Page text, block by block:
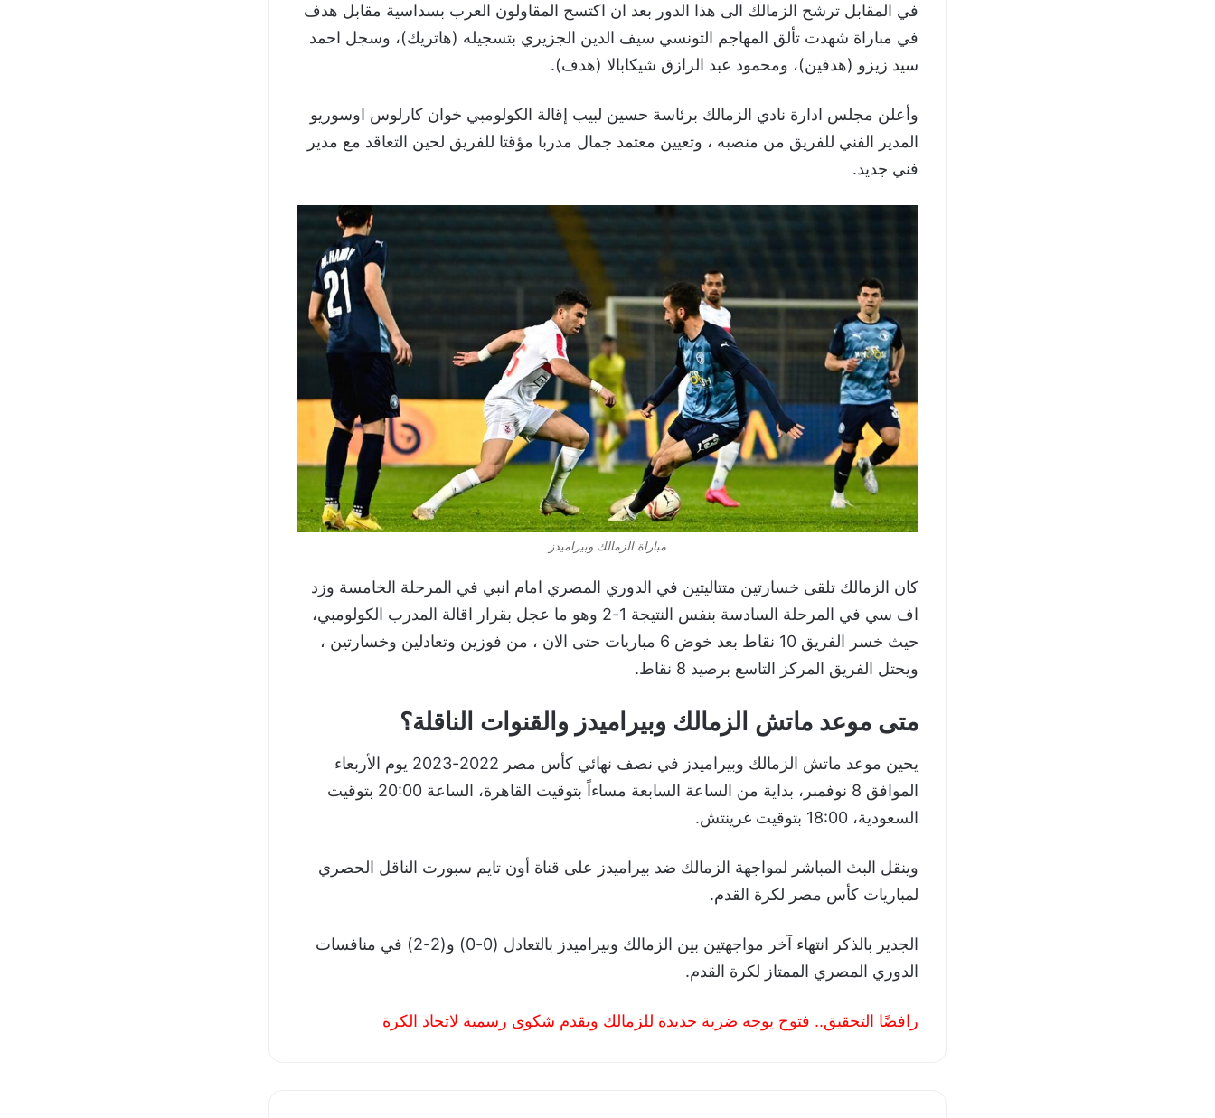
في المقابل ترشح الزمالك الى هذا الدور بعد ان اكتسح المقاولون العرب بسداسية مقابل هدف
في مباراة شهدت تألق المهاجم التونسي سيف الدين الجزيري بتسجيله (هاتريك)، وسجل احمد
سيد زيزو (هدفين)، ومحمود عبد الرازق شيكابالا (هدف).
وأعلن مجلس ادارة نادي الزمالك برئاسة حسين لبيب إقالة الكولومبي خوان كارلوس اوسوريو
المدير الفني للفريق من منصبه ، وتعيين معتمد جمال مدربا مؤقتا للفريق لحين التعاقد مع مدير
فني جديد.
مباراة الزمالك وبيراميدز
كان الزمالك تلقى خسارتين متتاليتين في الدوري المصري امام انبي في المرحلة الخامسة وزد
اف سي في المرحلة السادسة بنفس النتيجة 1-2 وهو ما عجل بقرار اقالة المدرب الكولومبي،
حيث خسر الفريق 10 نقاط بعد خوض 6 مباريات حتى الان ، من فوزين وتعادلين وخسارتين ،
ويحتل الفريق المركز التاسع برصيد 8 نقاط.
متى موعد ماتش الزمالك وبيراميدز والقنوات الناقلة؟
يحين موعد ماتش الزمالك وبيراميدز في نصف نهائي كأس مصر 2022-2023 يوم الأربعاء
الموافق 8 نوفمبر، بداية من الساعة السابعة مساءاً بتوقيت القاهرة، الساعة 20:00 بتوقيت
السعودية، 18:00 بتوقيت غرينتش.
وينقل البث المباشر لمواجهة الزمالك ضد بيراميدز على قناة أون تايم سبورت الناقل الحصري
لمباريات كأس مصر لكرة القدم.
الجدير بالذكر انتهاء آخر مواجهتين بين الزمالك وبيراميدز بالتعادل (0-0) و(2-2) في منافسات
الدوري المصري الممتاز لكرة القدم.
رافضًا التحقيق.. فتوح يوجه ضربة جديدة للزمالك ويقدم شكوى رسمية لاتحاد الكرة